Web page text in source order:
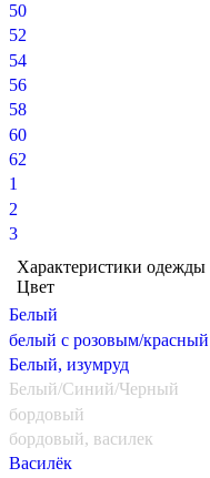
50
52
54
56
58
60
62
1
2
3
Характеристики одежды
Цвет
Белый
белый с розовым/красный
Белый, изумруд
Белый/Синий/Черный
бордовый
бордовый, василек
Василёк